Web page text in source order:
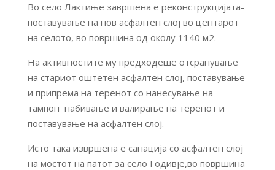
Во село Лактиње завршена е реконструкцијата-
поставување на нов асфалтен слој во центарот
на селото, во површина од околу 1140 м2.
На активностите му предходеше отсранување
на стариот оштетен асфалтен слој, поставување
и припрема на теренот со нанесување на
тампон набивање и валирање на теренот и
поставување на асфалтен слој.
Исто така извршена е санација со асфалтен слој
на мостот на патот за село Годивје,во површина